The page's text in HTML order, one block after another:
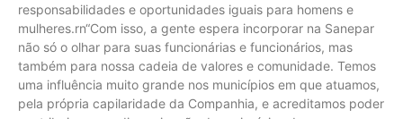
responsabilidades e oportunidades iguais para homens e
mulheres.rn“Com isso, a gente espera incorporar na Sanepar
não só o olhar para suas funcionárias e funcionários, mas
também para nossa cadeia de valores e comunidade. Temos
uma influência muito grande nos municípios em que atuamos,
pela própria capilaridade da Companhia, e acreditamos poder